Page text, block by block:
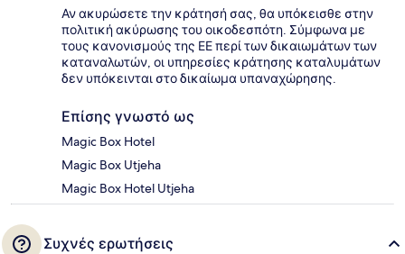
Αν ακυρώσετε την κράτησή σας, θα υπόκεισθε στην
πολιτική ακύρωσης του οικοδεσπότη. Σύμφωνα με
τους κανονισμούς της ΕΕ περί των δικαιωμάτων των
καταναλωτών, οι υπηρεσίες κράτησης καταλυμάτων
δεν υπόκεινται στο δικαίωμα υπαναχώρησης.
Επίσης γνωστό ως
Magic Box Hotel
Magic Box Utjeha
Magic Box Hotel Utjeha
Συχνές ερωτήσεις